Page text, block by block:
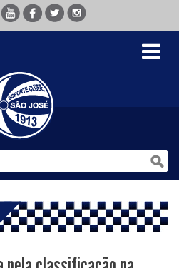
Toggle